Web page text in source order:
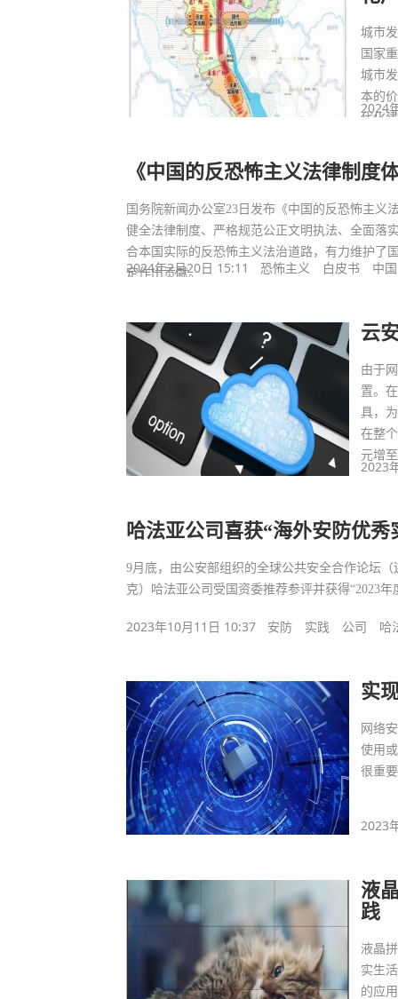
城市
国家
城市
本的
代化
2024
《中国的反恐怖主义法律制度
国务院新闻办公室23日发布《中国的反恐怖主义
健全法律制度、严格规范公正文明执法、全面落
合本国实际的反恐怖主义法治道路，有力维护了
定作出贡献。
2024年2月20日 15:11 恐怖主义 白皮书 中国
云
由于
置。
具，
在整
元增至
2023
哈法亚公司喜获“海外安防优秀
9月底，由公安部组织的全球公共安全合作论坛
克）哈法亚公司受国资委推荐参评并获得“2023
2023年10月11日 10:37 安防 实践 公司 哈
实
网络
使用
很重
2023
液
践
液晶
实生
的应